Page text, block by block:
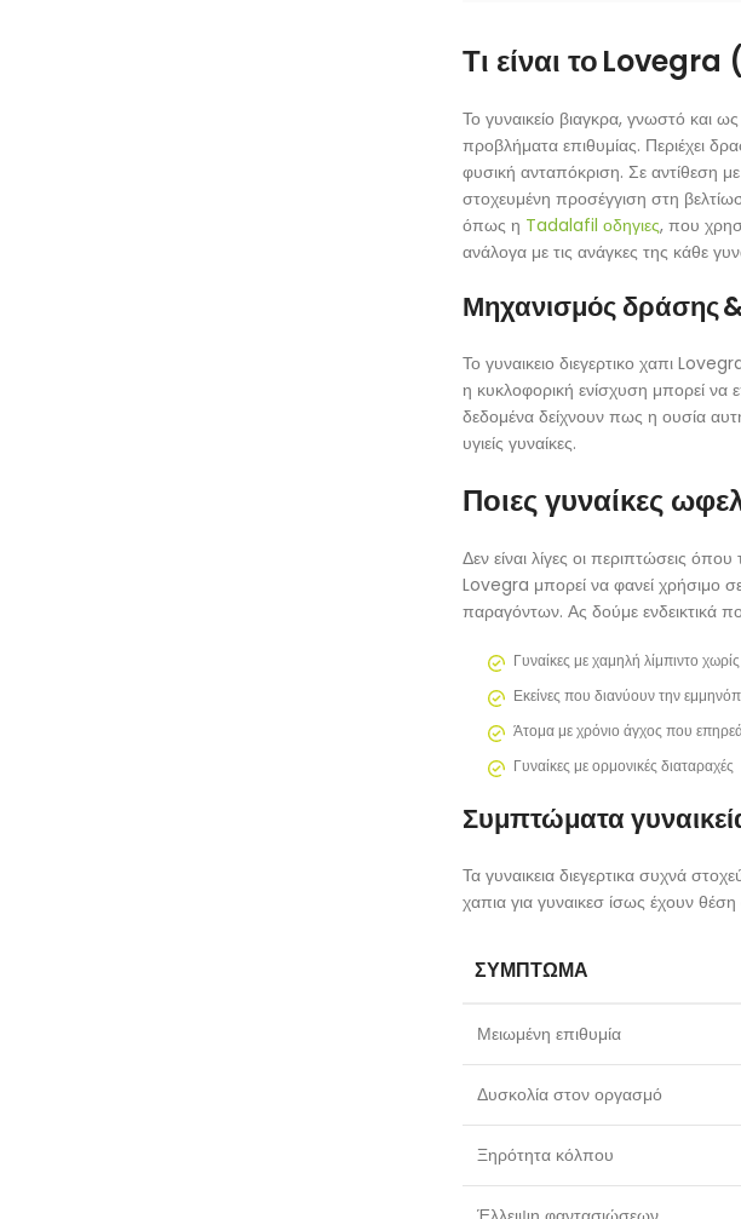
Τι είναι το Lovegra
Το γυναικείο βιαγκρα, γνωστό και
προβλήματα επιθυμίας. Περιέχει
φυσική ανταπόκριση. Σε αντίθεση
στοχευμένη προσέγγιση στη
όπως η Tadalafil οδηγιες, που
ανάλογα με τις ανάγκες της κάθε
Μηχανισμός δράσης
Το γυναικειο διεγερτικο χαπι
η κυκλοφορική ενίσχυση μπορεί να
δεδομένα δείχνουν πως η ουσία
υγιείς γυναίκες.
Ποιες γυναίκες
Δεν είναι λίγες οι περιπτώσεις
Lovegra μπορεί να φανεί χρήσιμο
παραγόντων. Ας δούμε ενδεικτικά
Γυναίκες με χαμηλή λίμπιντο
Εκείνες που διανύουν την
Άτομα με χρόνιο άγχος που
Γυναίκες με ορμονικές διαταραχές
Συμπτώματα
Τα γυναικεια διεγερτικα συχνά
χαπια για γυναικεσ ίσως έχουν
ΣΎΜΠΤΩΜΑ
Μειωμένη επιθυμία
Δυσκολία στον οργασμό
Ξηρότητα κόλπου